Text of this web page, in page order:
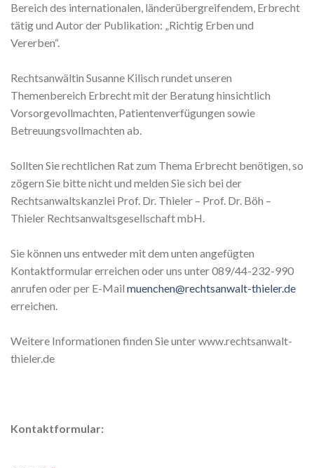
Bereich des internationalen, länderübergreifendem, Erbrecht
tätig und Autor der Publikation: „Richtig Erben und
Vererben“.
Rechtsanwältin Susanne Kilisch rundet unseren
Themenbereich Erbrecht mit der Beratung hinsichtlich
Vorsorgevollmachten, Patientenverfügungen sowie
Betreuungsvollmachten ab.
Sollten Sie rechtlichen Rat zum Thema Erbrecht benötigen, so
zögern Sie bitte nicht und melden Sie sich bei der
Rechtsanwaltskanzlei Prof. Dr. Thieler – Prof. Dr. Böh –
Thieler Rechtsanwaltsgesellschaft mbH.
Sie können uns entweder mit dem unten angefügten
Kontaktformular erreichen oder uns unter 089/44-232-990
anrufen oder per E-Mail muenchen@rechtsanwalt-thieler.de
erreichen.
Weitere Informationen finden Sie unter www.rechtsanwalt-
thieler.de
Kontaktformular: